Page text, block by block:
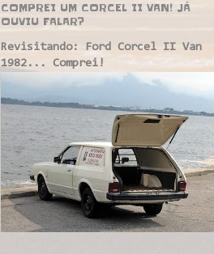
COMPREI UM CORCEL II VAN! JÁ
OUVIU FALAR?
Revisitando: Ford Corcel II Van
1982... Comprei!